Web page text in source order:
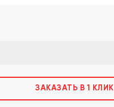
ЗАКАЗАТЬ В 1 КЛИК